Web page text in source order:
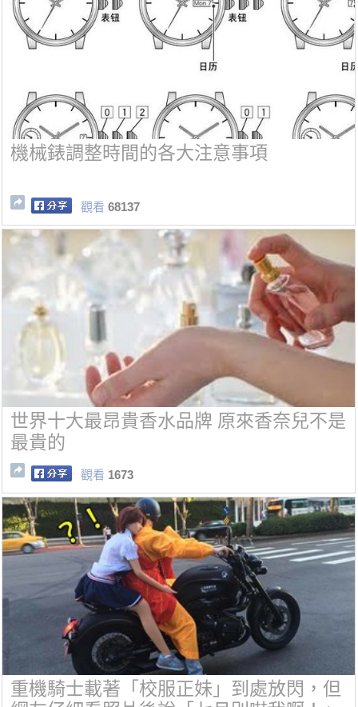
機械錶調整時間的各大注意事項
觀看 68137
世界十大最昂貴香水品牌 原來香奈兒不是
最貴的
觀看 1673
重機騎士載著「校服正妹」到處放閃，但